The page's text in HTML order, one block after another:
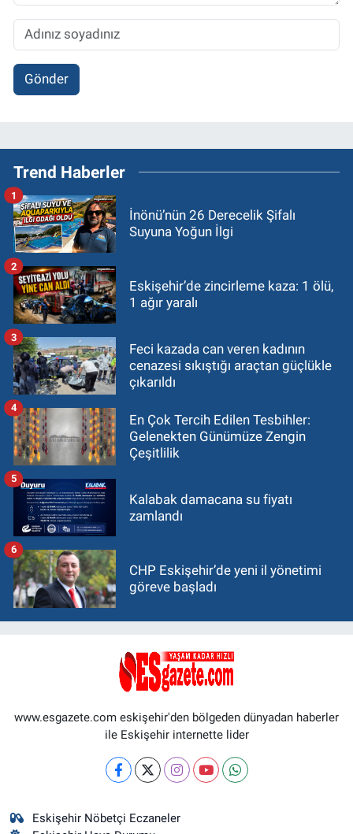
Gönder
Trend Haberler
İnönü’nün 26 Derecelik Şifalı
Suyuna Yoğun İlgi
1
Eskişehir’de zincirleme kaza: 1 ölü,
1 ağır yaralı
2
Feci kazada can veren kadının
cenazesi sıkıştığı araçtan güçlükle
çıkarıldı
3
En Çok Tercih Edilen Tesbihler:
Gelenekten Günümüze Zengin
Çeşitlilik
4
Kalabak damacana su fiyatı
zamlandı
5
CHP Eskişehir’de yeni il yönetimi
göreve başladı
6
www.esgazete.com eskişehir'den bölgeden dünyadan haberler
ile Eskişehir internette lider
Eskişehir Nöbetçi Eczaneler